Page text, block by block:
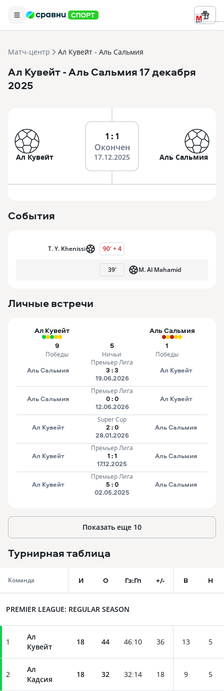
Реклама ООО «БК «Марафон» ИНН
Матч-центр Ал Кувейт - Аль Сальмия
Ал Кувейт- Аль Сальмия 17 декабря
2025
Ал Кувейт
1 : 1
Окончен
17.12.2025 Аль Сальмия
События
T. Y. Khenissi 90' +4
39' M. Al Mahamid
Личные встречи
Ал Кувейт
Аль Сальмия
9
Победы
5
Ничьи
1
Победы
Аль Сальмия
Премьер Лига
3 :3
19.06.2026
Ал Кувейт
Аль Сальмия
Премьер Лига
0:0
12.06.2026
Ал Кувейт
Ал Кувейт
Super Cup
2 :0
28.01.2026
Аль Сальмия
Ал Кувейт
Премьер Лига
1 :1
17.12.2025
Аль Сальмия
Ал Кувейт
Премьер Лига
5 :0
02.05.2025
Аль Сальмия
Показать еще 10
Турнирная таблица
Команда И О Гз:Гп +/- В Н
PREMIER LEAGUE: REGULAR SEASON
1
Ал
Кувейт
18 44 46:10 36 13 5
2
Ал
Кадсия
18 32 32:14 18 9 5